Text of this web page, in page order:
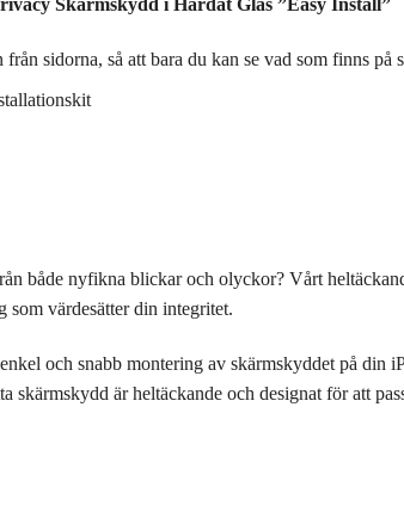
sidorna, så att bara du kan se vad som finns på
både nyfikna blickar och olyckor? Vårt
som värdesätter din integritet.
och snabb montering av skärmskyddet på
skärmskydd är heltäckande och designat för att